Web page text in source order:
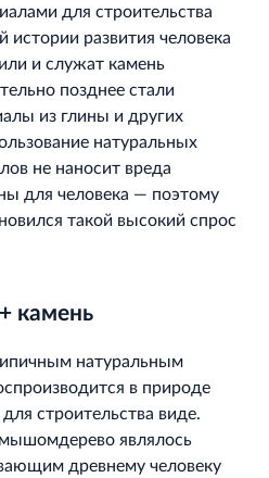
институт
жилищно‐гражданскому
НОРД в Кингисеппе
комплекс в центре города
для строительства
истории развития человека
и служат камень
позднее стали
из глины и других
натуральных
не наносит вреда
для человека — поэтому
такой высокий спрос
камень
натуральным
в природе
строительства виде.
являлось
древнему человеку